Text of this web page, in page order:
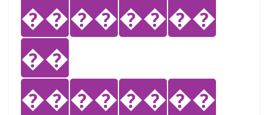
��������
��
��������